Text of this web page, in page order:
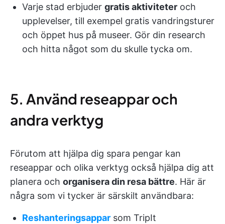
Varje stad erbjuder gratis aktiviteter och
upplevelser, till exempel gratis vandringsturer
och öppet hus på museer. Gör din research
och hitta något som du skulle tycka om.
5. Använd reseappar och
andra verktyg
Förutom att hjälpa dig spara pengar kan
reseappar och olika verktyg också hjälpa dig att
planera och organisera din resa bättre. Här är
några som vi tycker är särskilt användbara:
Reshanteringsappar som TripIt